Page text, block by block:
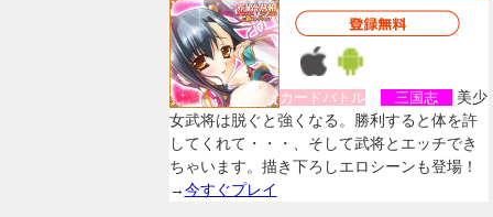
カードバトル 三国志
美少
女武将は脱ぐと強くなる。勝利すると体を許
してくれて・・・、そして武将とエッチでき
ちゃいます。描き下ろしエロシーンも登場！
→今すぐプレイ